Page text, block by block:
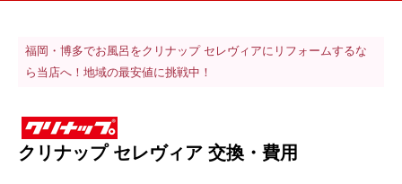
福岡・博多でお風呂をクリナップ セレヴィアにリフォームするな
ら当店へ！地域の最安値に挑戦中！
クリナップ セレヴィア 交換・費用